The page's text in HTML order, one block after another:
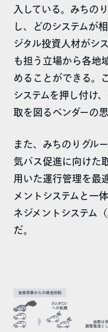
入している。みちの
し、どのシステムが
ジタル投資人材がシ
も担う立場から各地
めることができる。
システムを押し付け
取を図るベンダーの
また、みちのりグル
気バス促進に向けた
用いた運行管理を最
メントシステムと一
ネジメントシステム
だ。